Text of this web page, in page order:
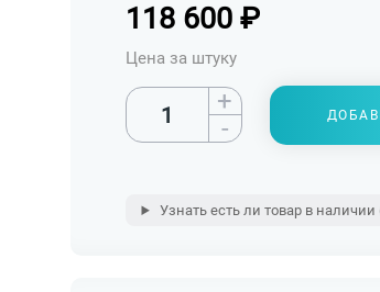
118 600 ₽
Цена за штуку
+
-
Узнать есть ли товар в наличии